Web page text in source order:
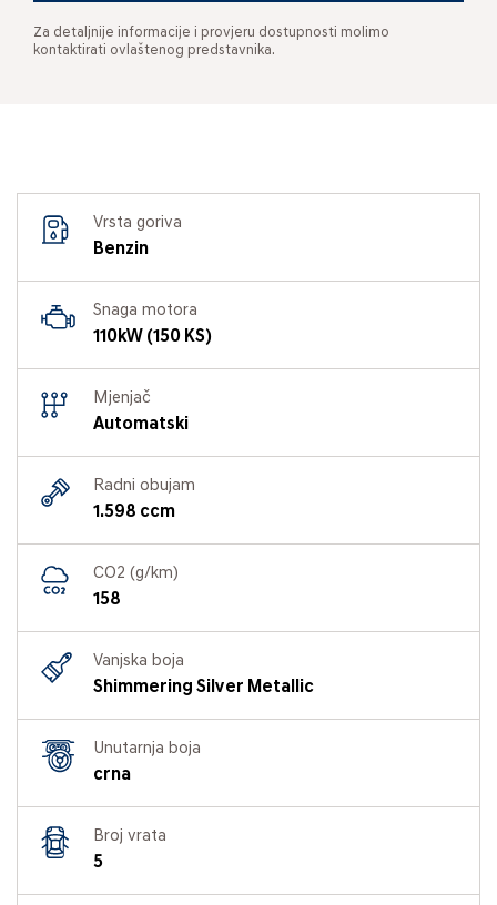
Za detaljnije informacije i provjeru dostupnosti molimo
kontaktirati ovlaštenog predstavnika.
Vrsta goriva
Benzin
Snaga motora
110kW (150 KS)
Mjenjač
Automatski
Radni obujam
1.598 ccm
CO2 (g/km)
158
Vanjska boja
Shimmering Silver Metallic
Unutarnja boja
crna
Broj vrata
5